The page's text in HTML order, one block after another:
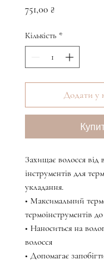
751,00 ₴
Кількість *
Додати у
Захищає волосся від
інструментів для
укладання.
• Максимальний
термоінструментів до
• Наноситься на
волосся
• Допомагає